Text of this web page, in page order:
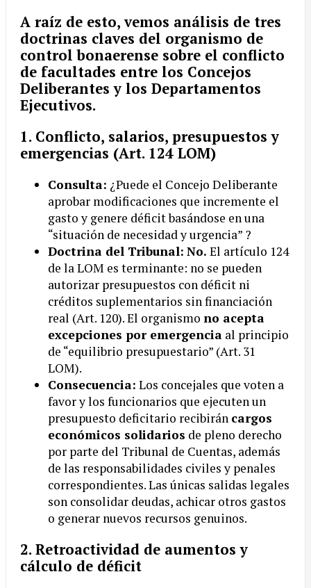
A raíz de esto, vemos análisis de tres
doctrinas claves del organismo de
control bonaerense sobre el conflicto
de facultades entre los Concejos
Deliberantes y los Departamentos
Ejecutivos.
1. Conflicto, salarios, presupuestos y
emergencias (Art. 124 LOM)
Consulta: ¿Puede el Concejo Deliberante
aprobar modificaciones que incremente el
gasto y genere déficit basándose en una
“situación de necesidad y urgencia” ?
Doctrina del Tribunal: No. El artículo 124
de la LOM es terminante: no se pueden
autorizar presupuestos con déficit ni
créditos suplementarios sin financiación
real (Art. 120). El organismo no acepta
excepciones por emergencia al principio
de “equilibrio presupuestario” (Art. 31
LOM).
Consecuencia: Los concejales que voten a
favor y los funcionarios que ejecuten un
presupuesto deficitario recibirán cargos
económicos solidarios de pleno derecho
por parte del Tribunal de Cuentas, además
de las responsabilidades civiles y penales
correspondientes. Las únicas salidas legales
son consolidar deudas, achicar otros gastos
o generar nuevos recursos genuinos.
2. Retroactividad de aumentos y
cálculo de déficit